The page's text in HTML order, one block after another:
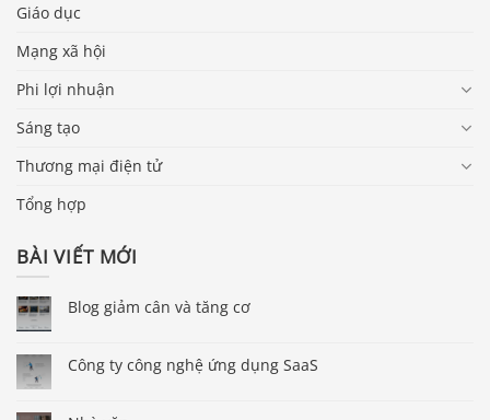
Giáo dục
Mạng xã hội
Phi lợi nhuận
Sáng tạo
Thương mại điện tử
Tổng hợp
BÀI VIẾT MỚI
Blog giảm cân và tăng cơ
Công ty công nghệ ứng dụng SaaS